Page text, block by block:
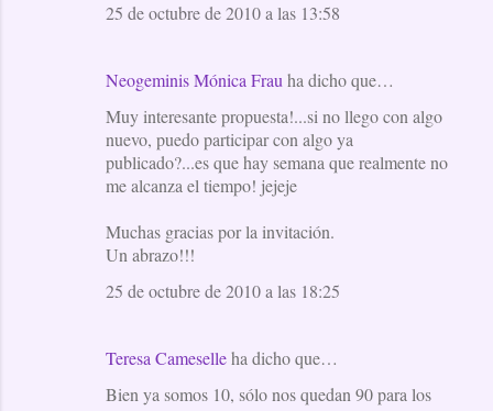
25 de octubre de 2010 a las 13:58
Neogeminis Mónica Frau ha dicho que…
Muy interesante propuesta!...si no llego con algo
nuevo, puedo participar con algo ya
publicado?...es que hay semana que realmente no
me alcanza el tiempo! jejeje
Muchas gracias por la invitación.
Un abrazo!!!
25 de octubre de 2010 a las 18:25
Teresa Cameselleha dicho que…
Bien ya somos 10, sólo nos quedan 90 para los